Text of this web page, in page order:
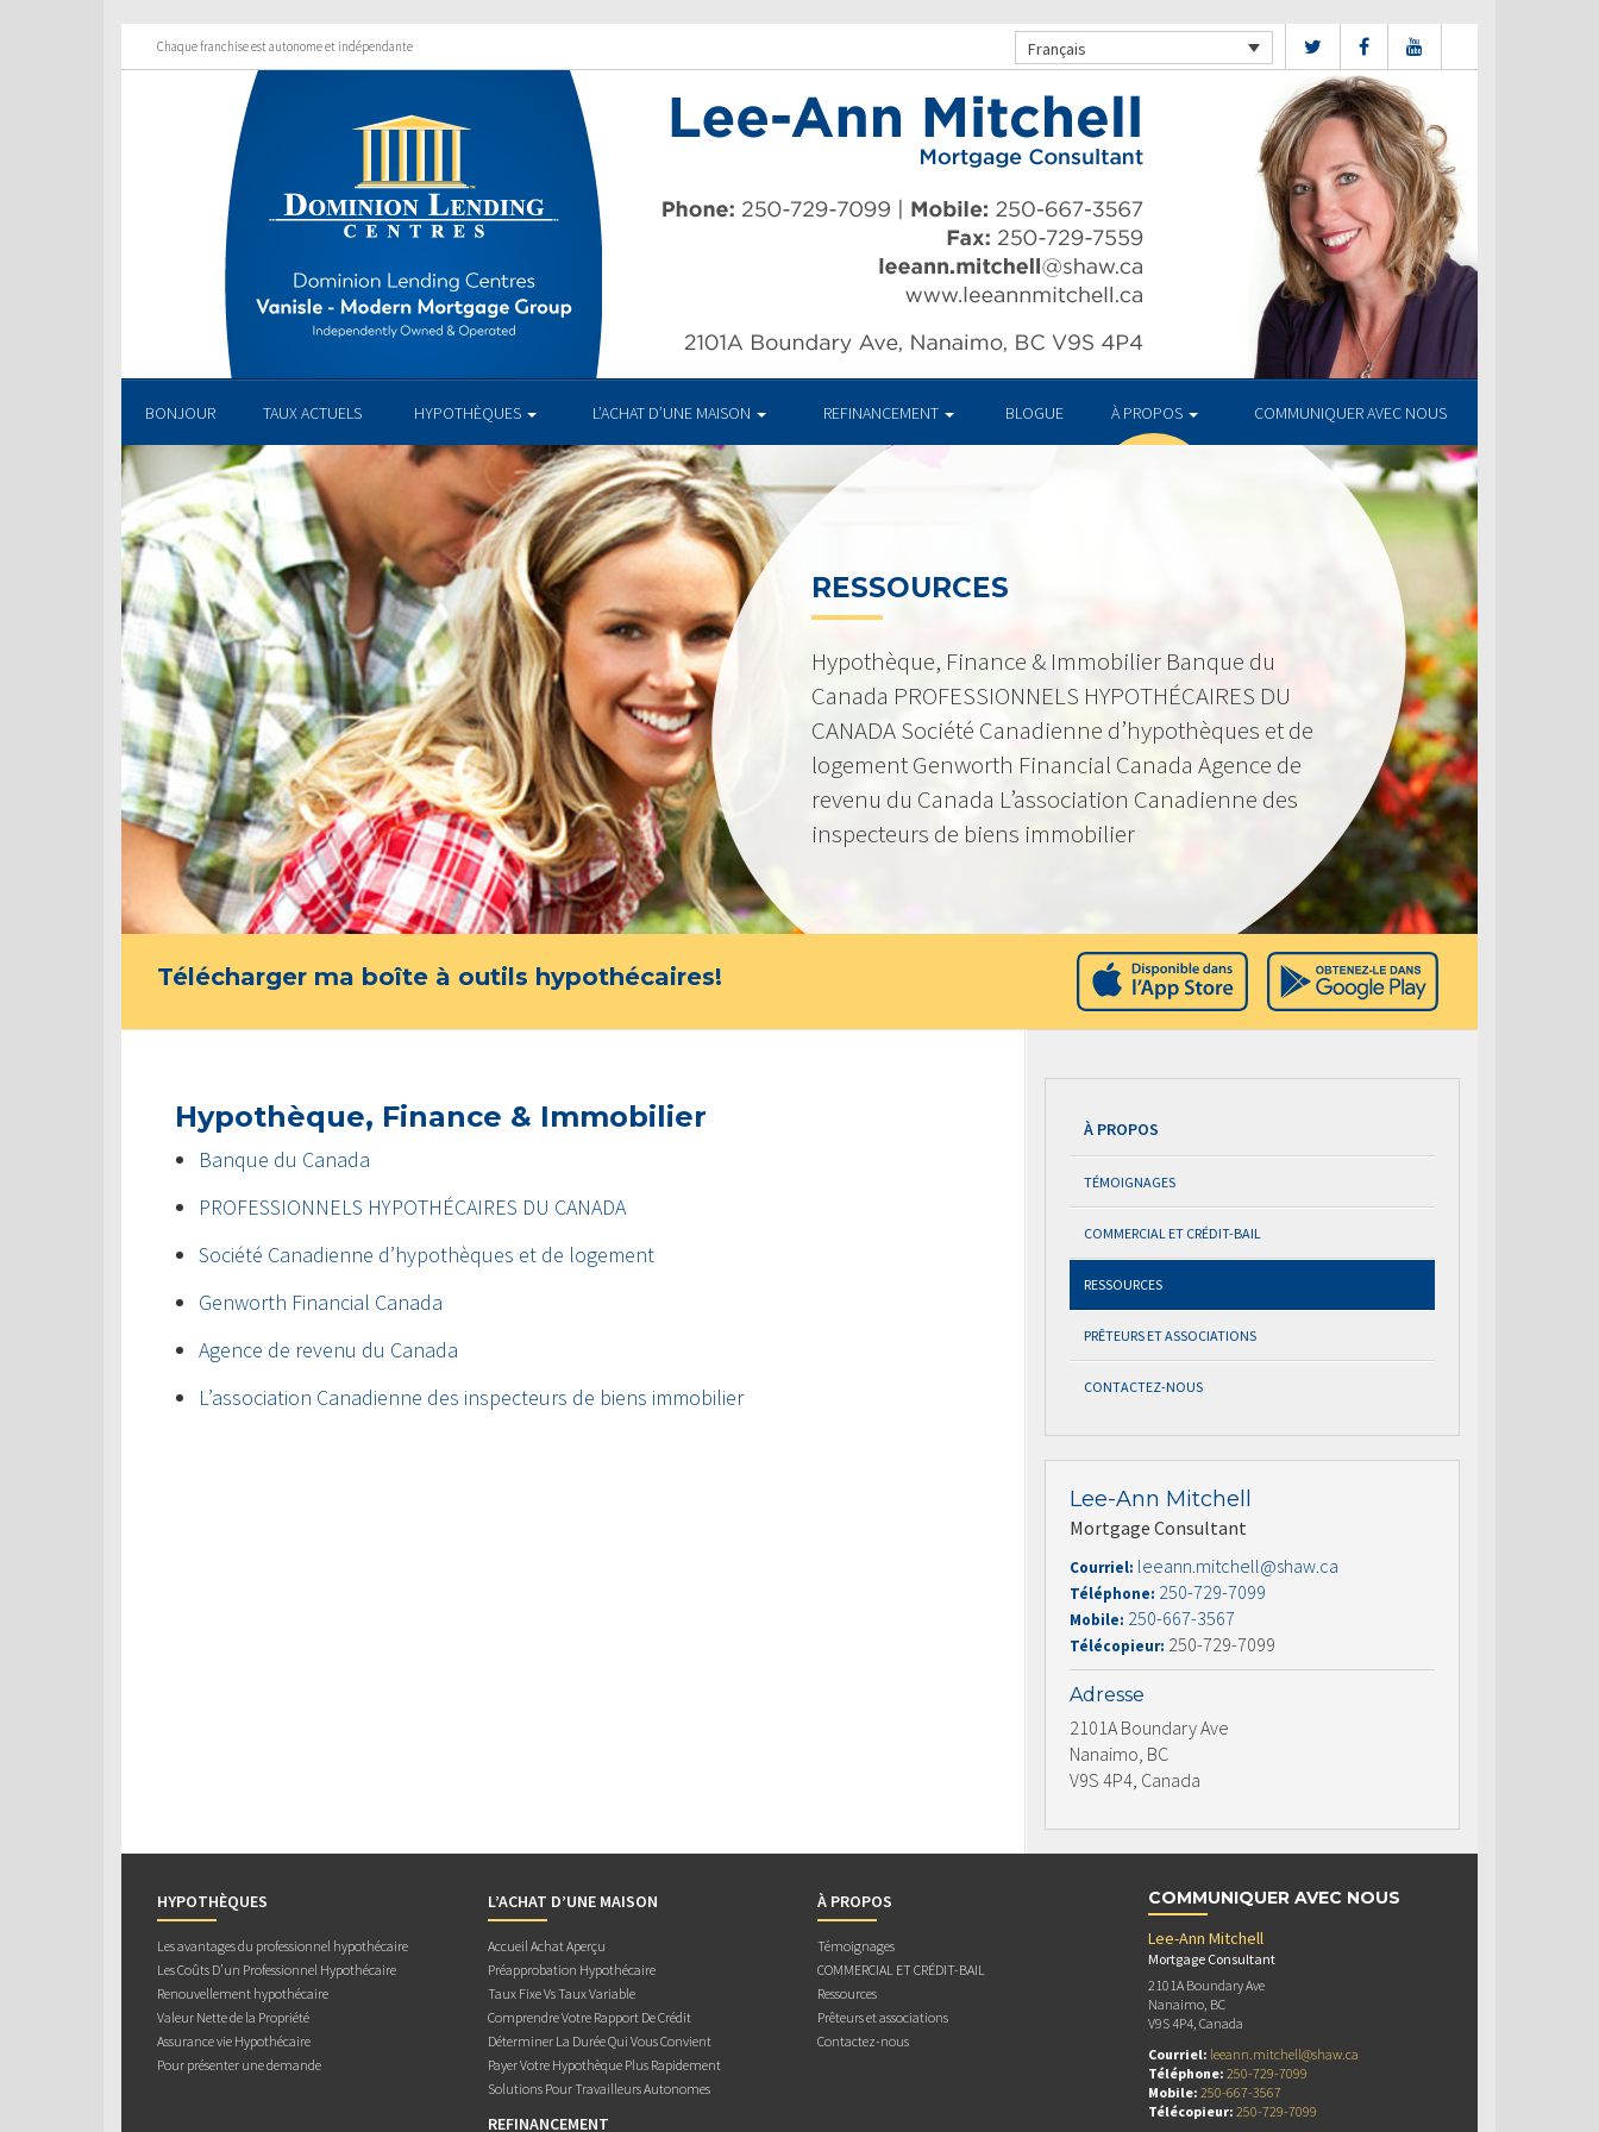
Chaque franchise est autonome et indépendante Français
BONJOUR TAUX ACTUELS HYPOTHÈQUES L’ACHAT D’UNE MAISON REFINANCEMENT BLOGUE À PROPOS COMMUNIQUER AVEC NOUS
RESSOURCES
Hypothèque, Finance & Immobilier Banque du
Canada PROFESSIONNELS HYPOTHÉCAIRES DU
CANADA Société Canadienne d’hypothèques et de
logement Genworth Financial Canada Agence de
revenu du Canada L’association Canadienne des
inspecteurs de biens immobilier
Télécharger ma boîte à outils hypothécaires!
Hypothèque, Finance & Immobilier
Banque du Canada
PROFESSIONNELS HYPOTHÉCAIRES DU CANADA
Société Canadienne d’hypothèques et de logement
Genworth Financial Canada
Agence de revenu du Canada
L’association Canadienne des inspecteurs de biens immobilier
À PROPOS
TÉMOIGNAGES
COMMERCIAL ET CRÉDIT-BAIL
RESSOURCES
PRÊTEURS ET ASSOCIATIONS
CONTACTEZ-NOUS
Lee-Ann Mitchell
Mortgage Consultant
Courriel: leeann.mitchell@shaw.ca
Téléphone: 250-729-7099
Mobile: 250-667-3567
Télécopieur: 250-729-7099
Adresse
2101A Boundary Ave
Nanaimo, BC
V9S 4P4, Canada
HYPOTHÈQUES
Les avantages du professionnel hypothécaire
Les Coûts D’un Professionnel Hypothécaire
Renouvellement hypothécaire
Valeur Nette de la Propriété
Assurance vie Hypothécaire
Pour présenter une demande
L’ACHAT D’UNE MAISON
Accueil Achat Aperçu
Préapprobation Hypothécaire
Taux Fixe Vs Taux Variable
Comprendre Votre Rapport De Crédit
Déterminer La Durée Qui Vous Convient
Payer Votre Hypothèque Plus Rapidement
Solutions Pour Travailleurs Autonomes
REFINANCEMENT
À PROPOS
Témoignages
COMMERCIAL ET CRÉDIT-BAIL
Ressources
Prêteurs et associations
Contactez-nous
COMMUNIQUER AVEC NOUS
Lee-Ann Mitchell
Mortgage Consultant
2101A Boundary Ave
Nanaimo, BC
V9S 4P4, Canada
Courriel: leeann.mitchell@shaw.ca
Téléphone: 250-729-7099
Mobile: 250-667-3567
Télécopieur: 250-729-7099